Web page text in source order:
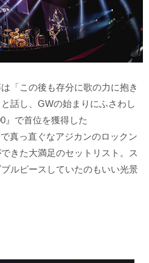
「この後も存分に歌の力に抱き
話し、GWの始まりにふさわし
』で首位を獲得した
真っ直ぐなアジカンのロックン
きた大満足のセットリスト。ス
ルピースしていたのもいい光景